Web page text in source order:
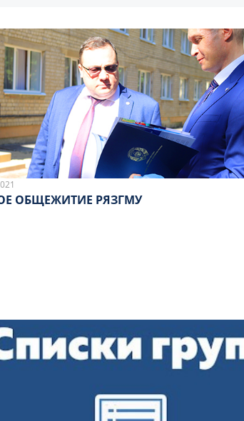
ОБЩЕЖИТИЕ РЯЗГМУ